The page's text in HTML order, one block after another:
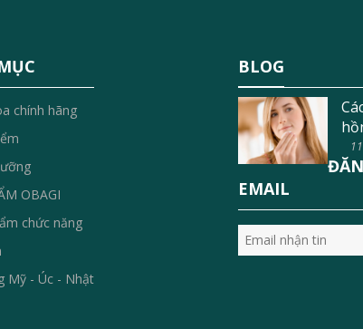
chính hãng
OBAGI
chức năng
Mỹ - Úc - Nhật
BLOG
EMAIL